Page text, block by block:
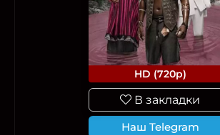
HD (720p)
В закладки
Наш Telegram